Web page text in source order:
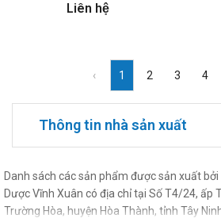
Liên hệ
‹ 1 2 3 4
Thông tin nhà sản xuất
Danh sách các sản phẩm được sản xuất
Dược Vĩnh Xuân có địa chỉ tại Số T4/24, ấp
Trường Hòa, huyện Hòa Thành, tỉnh Tây